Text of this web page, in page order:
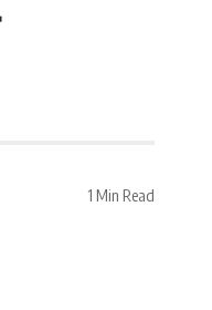
1 Min Read